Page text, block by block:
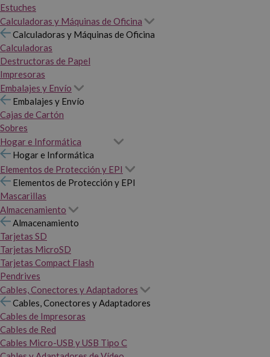
Estuches
Calculadoras y Máquinas de Oficina
Calculadoras y Máquinas de Oficina
Calculadoras
Destructoras de Papel
Impresoras
Embalajes y Envío
Embalajes y Envío
Cajas de Cartón
Sobres
Hogar e Informática
Hogar e Informática
Elementos de Protección y EPI
Elementos de Protección y EPI
Mascarillas
Almacenamiento
Almacenamiento
Tarjetas SD
Tarjetas MicroSD
Tarjetas Compact Flash
Pendrives
Cables, Conectores y Adaptadores
Cables, Conectores y Adaptadores
Cables de Impresoras
Cables de Red
Cables Micro-USB y USB Tipo C